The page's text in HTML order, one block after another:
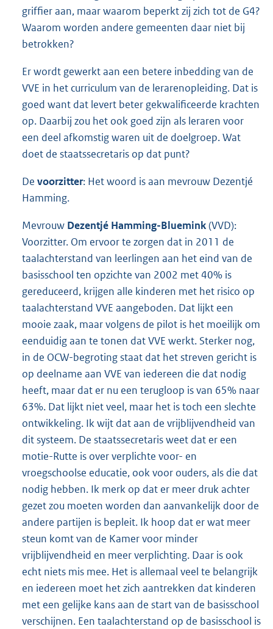
griffier aan, maar waarom beperkt zij zich tot de G4?
Waarom worden andere gemeenten daar niet bij
betrokken?
Er wordt gewerkt aan een betere inbedding van de
VVE in het curriculum van de lerarenopleiding. Dat is
goed want dat levert beter gekwalificeerde krachten
op. Daarbij zou het ook goed zijn als leraren voor
een deel afkomstig waren uit de doelgroep. Wat
doet de staatssecretaris op dat punt?
De voorzitter: Het woord is aan mevrouw Dezentjé
Hamming.
Mevrouw Dezentjé Hamming-Bluemink(VVD):
Voorzitter. Om ervoor te zorgen dat in 2011 de
taalachterstand van leerlingen aan het eind van de
basisschool ten opzichte van 2002 met 40% is
gereduceerd, krijgen alle kinderen met het risico op
taalachterstand VVE aangeboden. Dat lijkt een
mooie zaak, maar volgens de pilot is het moeilijk om
eenduidig aan te tonen dat VVE werkt. Sterker nog,
in de OCW-begroting staat dat het streven gericht is
op deelname aan VVE van iedereen die dat nodig
heeft, maar dat er nu een terugloop is van 65% naar
63%. Dat lijkt niet veel, maar het is toch een slechte
ontwikkeling. Ik wijt dat aan de vrijblijvendheid van
dit systeem. De staatssecretaris weet dat er een
motie-Rutte is over verplichte voor- en
vroegschoolse educatie, ook voor ouders, als die dat
nodig hebben. Ik merk op dat er meer druk achter
gezet zou moeten worden dan aanvankelijk door de
andere partijen is bepleit. Ik hoop dat er wat meer
steun komt van de Kamer voor minder
vrijblijvendheid en meer verplichting. Daar is ook
echt niets mis mee. Het is allemaal veel te belangrijk
en iedereen moet het zich aantrekken dat kinderen
met een gelijke kans aan de start van de basisschool
verschijnen. Een taalachterstand op de basisschool is